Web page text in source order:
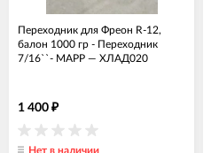
Переходник для Фреон R-12,
балон 1000 гр - Переходник
7/16``- MAPP — ХЛАД020
1 400 ₽
Нет в наличии